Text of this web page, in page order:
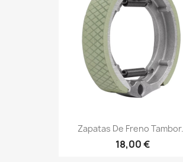
Zapatas De Freno
18,00 €